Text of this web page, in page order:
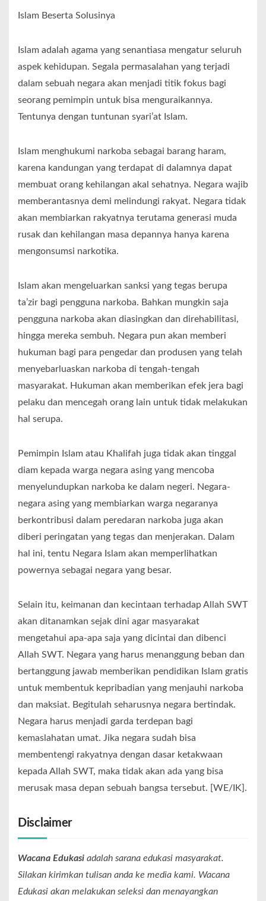
Islam Beserta Solusinya
Islam adalah agama yang senantiasa mengatur seluruh
aspek kehidupan. Segala permasalahan yang terjadi
dalam sebuah negara akan menjadi titik fokus bagi
seorang pemimpin untuk bisa menguraikannya.
Tentunya dengan tuntunan syari’at Islam.
Islam menghukumi narkoba sebagai barang haram,
karena kandungan yang terdapat di dalamnya dapat
membuat orang kehilangan akal sehatnya. Negara wajib
memberantasnya demi melindungi rakyat. Negara tidak
akan membiarkan rakyatnya terutama generasi muda
rusak dan kehilangan masa depannya hanya karena
mengonsumsi narkotika.
Islam akan mengeluarkan sanksi yang tegas berupa
ta’zir bagi pengguna narkoba. Bahkan mungkin saja
pengguna narkoba akan diasingkan dan direhabilitasi,
hingga mereka sembuh. Negara pun akan memberi
hukuman bagi para pengedar dan produsen yang telah
menyebarluaskan narkoba di tengah-tengah
masyarakat. Hukuman akan memberikan efek jera bagi
pelaku dan mencegah orang lain untuk tidak melakukan
hal serupa.
Pemimpin Islam atau Khalifah juga tidak akan tinggal
diam kepada warga negara asing yang mencoba
menyelundupkan narkoba ke dalam negeri. Negara-
negara asing yang membiarkan warga negaranya
berkontribusi dalam peredaran narkoba juga akan
diberi peringatan yang tegas dan menjerakan. Dalam
hal ini, tentu Negara Islam akan memperlihatkan
powernya sebagai negara yang besar.
Selain itu, keimanan dan kecintaan terhadap Allah SWT
akan ditanamkan sejak dini agar masyarakat
mengetahui apa-apa saja yang dicintai dan dibenci
Allah SWT. Negara yang harus menanggung beban dan
bertanggung jawab memberikan pendidikan Islam gratis
untuk membentuk kepribadian yang menjauhi narkoba
dan maksiat. Begitulah seharusnya negara bertindak.
Negara harus menjadi garda terdepan bagi
kemaslahatan umat. Jika negara sudah bisa
membentengi rakyatnya dengan dasar ketakwaan
kepada Allah SWT, maka tidak akan ada yang bisa
merusak masa depan sebuah bangsa tersebut. [WE/IK].
Disclaimer
Wacana Edukasi adalah sarana edukasi masyarakat.
Silakan kirimkan tulisan anda ke media kami. Wacana
Edukasi akan melakukan seleksi dan menayangkan